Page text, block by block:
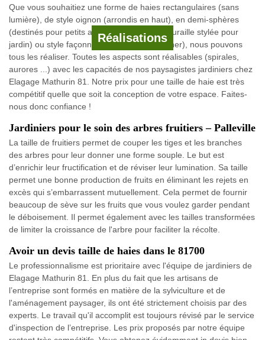
Réalisations
Que vous souhaitiez une forme de haies rectangulaires (sans
lumière), de style oignon (arrondis en haut), en demi-sphères
(destinés pour petits arbres), forme libre (muraille stylée pour
jardin) ou style façonné (spécial pour designer), nous pouvons
tous les réaliser. Toutes les aspects sont réalisables (spirales,
aurores ...) avec les capacités de nos paysagistes jardiniers chez
Elagage Mathurin 81. Notre prix pour une taille de haie est très
compétitif quelle que soit la conception de votre espace. Faites-
nous donc confiance !
Jardiniers pour le soin des arbres fruitiers – Palleville
La taille de fruitiers permet de couper les tiges et les branches
des arbres pour leur donner une forme souple. Le but est
d’enrichir leur fructification et de réviser leur lumination. Sa taille
permet une bonne production de fruits en éliminant les rejets en
excès qui s’embarrassent mutuellement. Cela permet de fournir
beaucoup de sève sur les fruits que vous voulez garder pendant
le déboisement. Il permet également avec les tailles transformées
de limiter la croissance de l'arbre pour faciliter la récolte.
Avoir un devis taille de haies dans le 81700
Le professionnalisme est prioritaire avec l'équipe de jardiniers de
Elagage Mathurin 81. En plus du fait que les artisans de
l’entreprise sont formés en matière de la sylviculture et de
l'aménagement paysager, ils ont été strictement choisis par des
experts. Le travail qu'il accomplit est toujours révisé par le service
d'inspection de l’entreprise. Les prix proposés par notre équipe